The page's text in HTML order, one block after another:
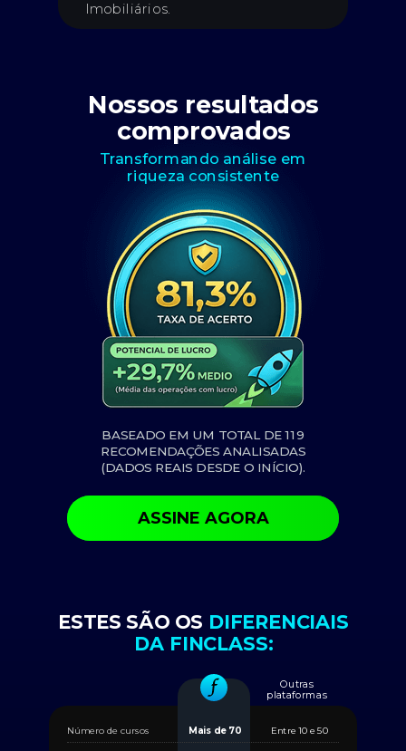
Número de cursos Mais de 70 Entre 10 e 50
Outras
plataformas
ESTES SÃO OS DIFERENCIAIS
DA FINCLASS:
Imobiliários.
Nossos resultados
comprovados
Transformando análise em
riqueza consistente
ASSINE AGORA
BASEADO EM UM TOTAL DE 119
RECOMENDAÇÕES ANALISADAS
(DADOS REAIS DESDE O INÍCIO).